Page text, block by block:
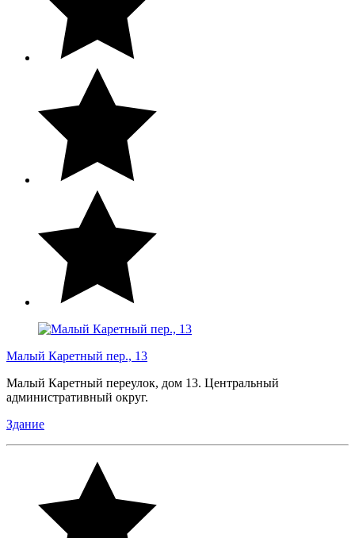
Малый Каретный пер., 13
Малый Каретный переулок, дом 13. Центральный
административный округ.
Здание